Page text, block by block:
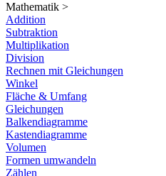
Mathematik >
Addition
Subtraktion
Multiplikation
Division
Rechnen mit Gleichungen
Winkel
Fläche & Umfang
Gleichungen
Balkendiagramme
Kastendiagramme
Volumen
Formen umwandeln
Zählen